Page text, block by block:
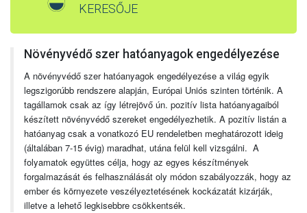
KERESŐJE
Növényvédő szer hatóanyagok engedélyezése
A növényvédő szer hatóanyagok engedélyezése a világ egyik
legszigorúbb rendszere alapján, Európai Uniós szinten történik. A
tagállamok csak az így létrejövő ún. pozitív lista hatóanyagaiból
készített növényvédő szereket engedélyezhetik. A pozitív listán a
hatóanyag csak a vonatkozó EU rendeletben meghatározott ideig
(általában 7-15 évig) maradhat, utána felül kell vizsgálni. A
folyamatok együttes célja, hogy az egyes készítmények
forgalmazását és felhasználását oly módon szabályozzák, hogy az
ember és környezete veszélyeztetésének kockázatát kizárják,
illetve a lehető legkisebbre csökkentsék.